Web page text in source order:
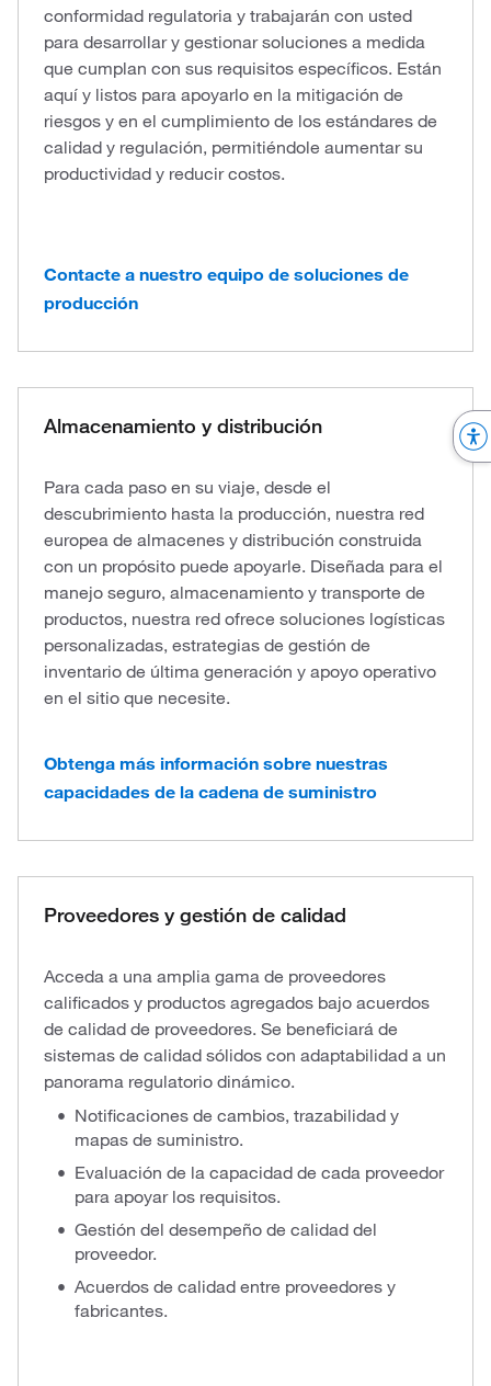
conformidad regulatoria y trabajarán con usted
para desarrollar y gestionar soluciones a medida
que cumplan con sus requisitos específicos. Están
aquí y listos para apoyarlo en la mitigación de
riesgos y en el cumplimiento de los estándares de
calidad y regulación, permitiéndole aumentar su
productividad y reducir costos.
Contacte a nuestro equipo de soluciones de
producción
Almacenamiento y distribución
Para cada paso en su viaje, desde el
descubrimiento hasta la producción, nuestra red
europea de almacenes y distribución construida
con un propósito puede apoyarle. Diseñada para el
manejo seguro, almacenamiento y transporte de
productos, nuestra red ofrece soluciones logísticas
personalizadas, estrategias de gestión de
inventario de última generación y apoyo operativo
en el sitio que necesite.
Obtenga más información sobre nuestras
capacidades de la cadena de suministro
Proveedores y gestión de calidad
Acceda a una amplia gama de proveedores
calificados y productos agregados bajo acuerdos
de calidad de proveedores. Se beneficiará de
sistemas de calidad sólidos con adaptabilidad a un
panorama regulatorio dinámico.
Notificaciones de cambios, trazabilidad y
mapas de suministro.
Evaluación de la capacidad de cada proveedor
para apoyar los requisitos.
Gestión del desempeño de calidad del
proveedor.
Acuerdos de calidad entre proveedores y
fabricantes.